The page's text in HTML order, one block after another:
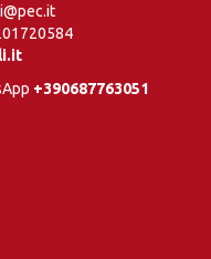
+390687763051